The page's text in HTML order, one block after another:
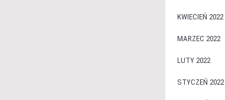
KWIECIEŃ 2022
MARZEC 2022
LUTY 2022
STYCZEŃ 2022